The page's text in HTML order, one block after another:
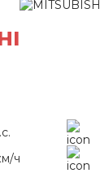
ч